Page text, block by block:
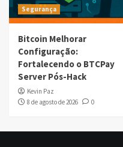
Segurança
Bitcoin Melhorar
Configuração:
Fortalecendo o BTCPay
Server Pós-Hack
Kevin Paz
8 de agosto de 2026
0